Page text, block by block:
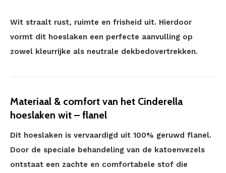
Wit straalt rust, ruimte en frisheid uit. Hierdoor
vormt dit hoeslaken een perfecte aanvulling op
zowel kleurrijke als neutrale dekbedovertrekken.
Materiaal & comfort van het Cinderella
hoeslaken wit – flanel
Dit hoeslaken is vervaardigd uit 100% geruwd flanel.
Door de speciale behandeling van de katoenvezels
ontstaat een zachte en comfortabele stof die